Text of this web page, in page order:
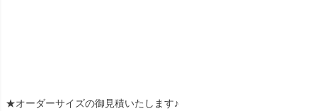
★オーダーサイズの御見積いたします♪